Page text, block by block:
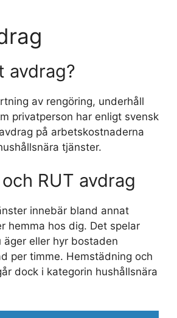
avdrag?
av rengöring, underhåll
privatperson har enligt svensk
på arbetskostnaderna
tjänster.
RUT avdrag
innebär bland annat
hemma hos dig. Det spelar
äger eller hyr bostaden
per timme. Hemstädning och
dock i kategorin hushållsnära